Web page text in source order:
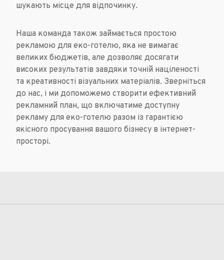
шукають місце для відпочинку.
Наша команда також займається простою
рекламою для еко-готелю, яка не вимагає
великих бюджетів, але дозволяє досягати
високих результатів завдяки точній націленості
та креативності візуальних матеріалів. Зверніться
до нас, і ми допоможемо створити ефективний
рекламний план, що включатиме доступну
рекламу для еко-готелю разом із гарантією
якісного просування вашого бізнесу в інтернет-
просторі.